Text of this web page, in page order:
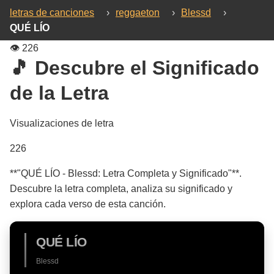
letras de canciones › reggaeton › Blessd
›
QUÉ LÍO
👁️ 226
🎵 Descubre el Significado
de la Letra
Visualizaciones de letra
226
**"QUÉ LÍO - Blessd: Letra Completa y Significado"**.
Descubre la letra completa, analiza su significado y
explora cada verso de esta canción.
QUÉ LÍO
Blessd